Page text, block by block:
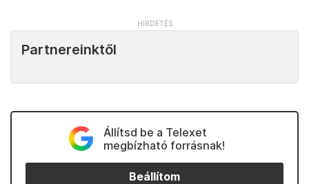
Partnereinktől
Állítsd be a Telexet
megbízható forrásnak!
Beállítom